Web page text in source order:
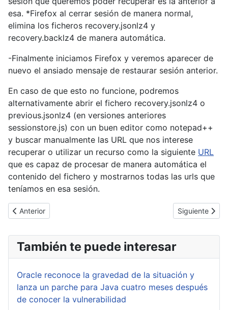
esa. *Firefox al cerrar sesión de manera normal,
elimina los ficheros recovery.jsonlz4 y
recovery.backlz4 de manera automática.
-Finalmente iniciamos Firefox y veremos aparecer de
nuevo el ansiado mensaje de restaurar sesión anterior.
En caso de que esto no funcione, podremos
alternativamente abrir el fichero recovery.jsonlz4 o
previous.jsonlz4 (en versiones anteriores
sessionstore.js) con un buen editor como notepad++
y buscar manualmente las URL que nos interese
recuperar o utilizar un recurso como la siguiente URL
que es capaz de procesar de manera automática el
contenido del fichero y mostrarnos todas las urls que
teníamos en esa sesión.
Artículo anterior: Nueva actualización crítica para Adobe Flash
Anterior Artículo
Siguiente
También te puede interesar
Oracle reconoce la gravedad de la situación y
lanza un parche para Java cuatro meses después
de conocer la vulnerabilidad